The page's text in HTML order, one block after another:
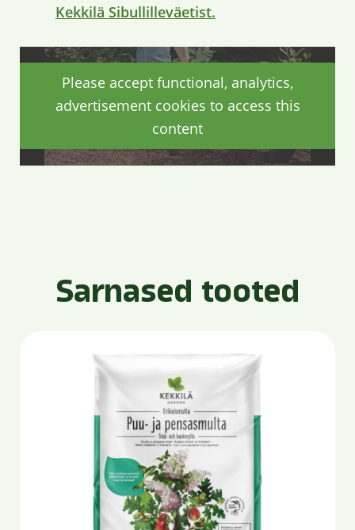
Kekkilä Sibullilleväetist.
Please accept functional, analytics,
advertisement cookies to access this
content
Sarnased tooted